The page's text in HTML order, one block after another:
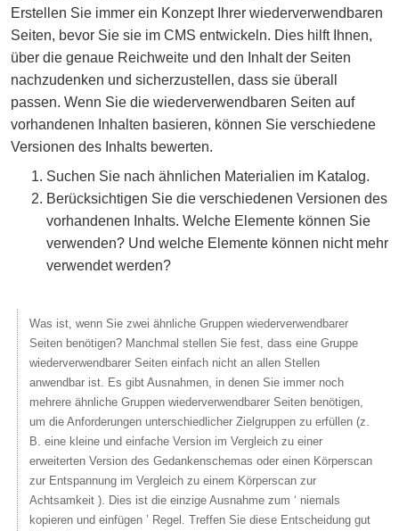
Erstellen Sie immer ein Konzept Ihrer wiederverwendbaren
Seiten, bevor Sie sie im CMS entwickeln. Dies hilft Ihnen,
über die genaue Reichweite und den Inhalt der Seiten
nachzudenken und sicherzustellen, dass sie überall
passen. Wenn Sie die wiederverwendbaren Seiten auf
vorhandenen Inhalten basieren, können Sie verschiedene
Versionen des Inhalts bewerten.
Suchen Sie nach ähnlichen Materialien im Katalog.
Berücksichtigen Sie die verschiedenen Versionen des
vorhandenen Inhalts. Welche Elemente können Sie
verwenden? Und welche Elemente können nicht mehr
verwendet werden?
Was ist, wenn Sie zwei ähnliche Gruppen wiederverwendbarer
Seiten benötigen? Manchmal stellen Sie fest, dass eine Gruppe
wiederverwendbarer Seiten einfach nicht an allen Stellen
anwendbar ist. Es gibt Ausnahmen, in denen Sie immer noch
mehrere ähnliche Gruppen wiederverwendbarer Seiten benötigen,
um die Anforderungen unterschiedlicher Zielgruppen zu erfüllen (z.
B. eine kleine und einfache Version im Vergleich zu einer
erweiterten Version des Gedankenschemas oder einen Körperscan
zur Entspannung im Vergleich zu einem Körperscan zur
Achtsamkeit ). Dies ist die einzige Ausnahme zum ‘ niemals
kopieren und einfügen ’ Regel. Treffen Sie diese Entscheidung gut